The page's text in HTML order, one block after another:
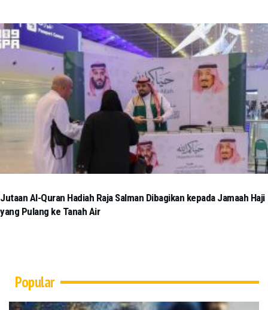
Jutaan Al-Quran Hadiah Raja Salman Dibagikan kepada Jamaah Haji
yang Pulang ke Tanah Air
Popular